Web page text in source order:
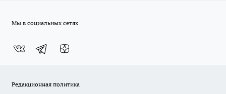
Мы в социальных сетях
Редакционная политика